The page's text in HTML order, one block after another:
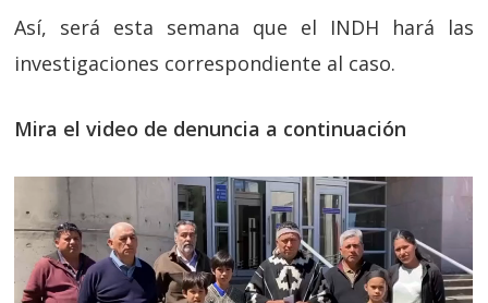
Así, será esta semana que el INDH hará las
investigaciones correspondiente al caso.
Mira el video de denuncia a continuación
Reproductor
de
vídeo